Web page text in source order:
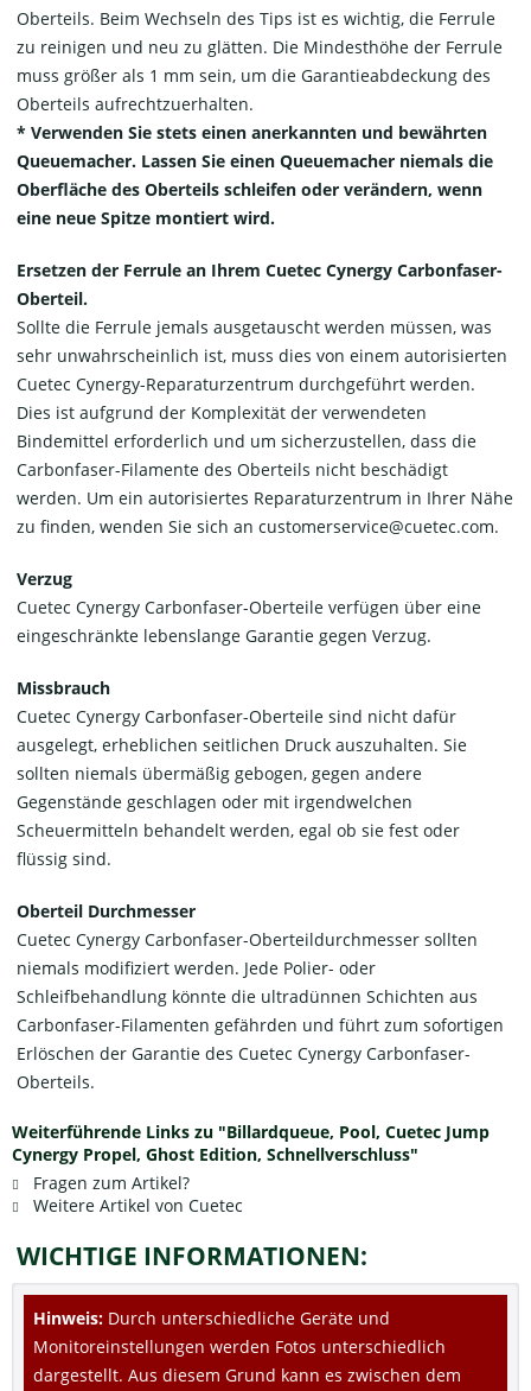
Oberteils. Beim Wechseln des Tips ist es wichtig, die Ferrule
zu reinigen und neu zu glätten. Die Mindesthöhe der Ferrule
muss größer als 1 mm sein, um die Garantieabdeckung des
Oberteils aufrechtzuerhalten.
* Verwenden Sie stets einen anerkannten und bewährten
Queuemacher. Lassen Sie einen Queuemacher niemals die
Oberfläche des Oberteils schleifen oder verändern, wenn
eine neue Spitze montiert wird.
Ersetzen der Ferrule an Ihrem Cuetec Cynergy Carbonfaser-
Oberteil.
Sollte die Ferrule jemals ausgetauscht werden müssen, was
sehr unwahrscheinlich ist, muss dies von einem autorisierten
Cuetec Cynergy-Reparaturzentrum durchgeführt werden.
Dies ist aufgrund der Komplexität der verwendeten
Bindemittel erforderlich und um sicherzustellen, dass die
Carbonfaser-Filamente des Oberteils nicht beschädigt
werden. Um ein autorisiertes Reparaturzentrum in Ihrer Nähe
zu finden, wenden Sie sich an customerservice@cuetec.com.
Verzug
Cuetec Cynergy Carbonfaser-Oberteile verfügen über eine
eingeschränkte lebenslange Garantie gegen Verzug.
Missbrauch
Cuetec Cynergy Carbonfaser-Oberteile sind nicht dafür
ausgelegt, erheblichen seitlichen Druck auszuhalten. Sie
sollten niemals übermäßig gebogen, gegen andere
Gegenstände geschlagen oder mit irgendwelchen
Scheuermitteln behandelt werden, egal ob sie fest oder
flüssig sind.
Oberteil Durchmesser
Cuetec Cynergy Carbonfaser-Oberteildurchmesser sollten
niemals modifiziert werden. Jede Polier- oder
Schleifbehandlung könnte die ultradünnen Schichten aus
Carbonfaser-Filamenten gefährden und führt zum sofortigen
Erlöschen der Garantie des Cuetec Cynergy Carbonfaser-
Oberteils.
Weiterführende Links zu "Billardqueue, Pool, Cuetec Jump
Cynergy Propel, Ghost Edition, Schnellverschluss"
Fragen zum Artikel?
Weitere Artikel von Cuetec
WICHTIGE INFORMATIONEN:
Hinweis: Durch unterschiedliche Geräte und
Monitoreinstellungen werden Fotos unterschiedlich
dargestellt. Aus diesem Grund kann es zwischen dem